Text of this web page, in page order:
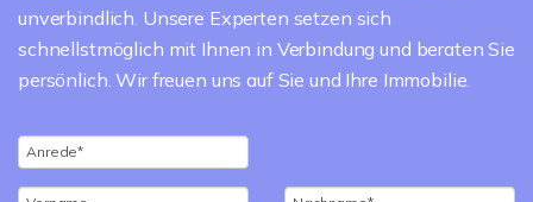
unverbindlich. Unsere Experten setzen sich
schnellstmöglich mit Ihnen in Verbindung und beraten Sie
persönlich. Wir freuen uns auf Sie und Ihre Immobilie.